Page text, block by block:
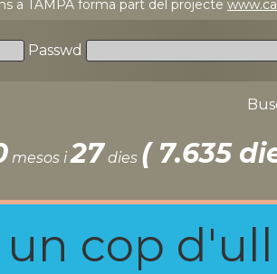
a TAMPA forma part del projecte
Passwd
mesos i27 dies ( 7.635
cop